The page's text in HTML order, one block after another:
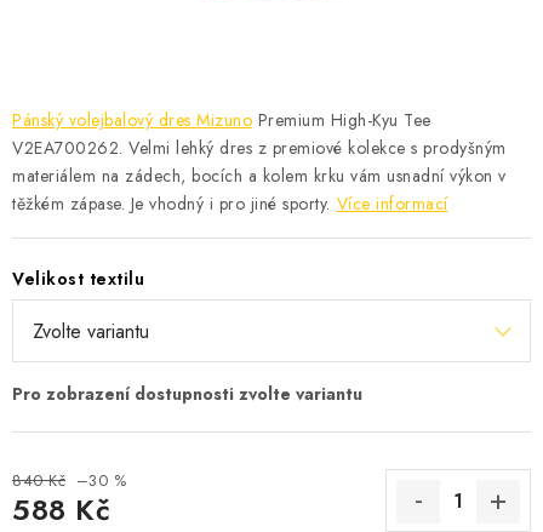
SPORTY
MEGA SLEVY
NOVINKY MIZUNO
NOVINKY INOV-8
ZNAČKY
Pánský volejbalový dres Mizuno Premium High-Kyu Tee
V2EA700262. Velmi lehký dres z premiové kolekce s prodyšným
materiálem na zádech, bocích a kolem krku vám usnadní výkon v
těžkém zápase. Je vhodný i pro jiné sporty. Více informací
Velikost textilu
840 Kč –30 %
588 Kč